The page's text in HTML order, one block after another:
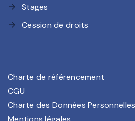
arrow_forward Stages
arrow_forward Cession de droits
Charte de référencement
CGU
Charte des Données Personnelles